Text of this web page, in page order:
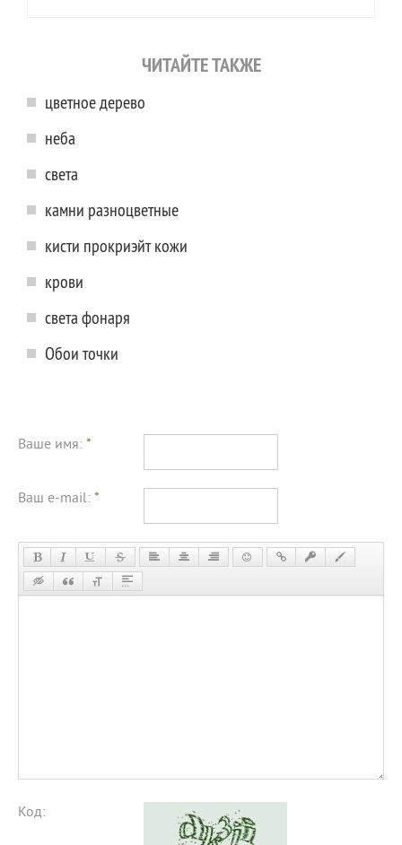
ЧИТАЙТЕ ТАКЖЕ
цветное дерево
неба
света
камни разноцветные
кисти прокриэйт кожи
крови
света фонаря
Обои точки
Ваше имя: *
Ваш e-mail: *
Код: